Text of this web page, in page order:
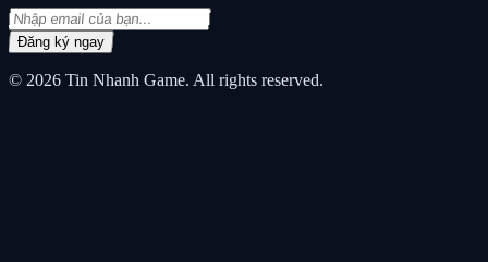
Đăng ký ngay
© 2026 Tin Nhanh Game. All rights reserved.